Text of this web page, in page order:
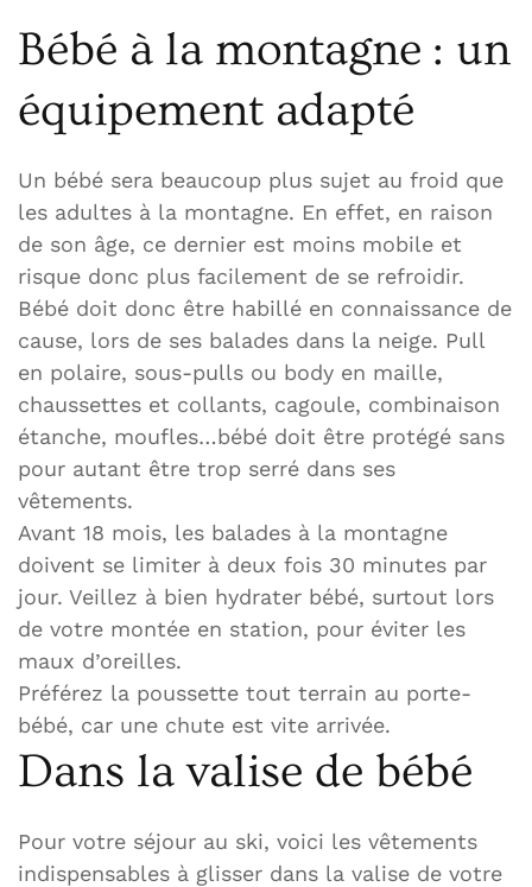
Bébé à la montagne : un
équipement adapté
Un bébé sera beaucoup plus sujet au froid que
les adultes à la montagne. En effet, en raison
de son âge, ce dernier est moins mobile et
risque donc plus facilement de se refroidir.
Bébé doit donc être habillé en connaissance de
cause, lors de ses balades dans la neige. Pull
en polaire, sous-pulls ou body en maille,
chaussettes et collants, cagoule, combinaison
étanche, moufles…bébé doit être protégé sans
pour autant être trop serré dans ses
vêtements.
Avant 18 mois, les balades à la montagne
doivent se limiter à deux fois 30 minutes par
jour. Veillez à bien hydrater bébé, surtout lors
de votre montée en station, pour éviter les
maux d’oreilles.
Préférez la poussette tout terrain au porte-
bébé, car une chute est vite arrivée.
Dans la valise de bébé
Pour votre séjour au ski, voici les vêtements
indispensables à glisser dans la valise de votre